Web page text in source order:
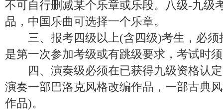
不可自行删减某个乐章或乐段。八级-九级
品，中国乐曲可选择一个乐章。
三、报考四级以上(含四级)考生，必须
是第一次参加考级或有跳级要求，考试时
四、演奏级必须在已获得九级资格认定
演奏一部巴洛克风格改编作品，一部古典
作品)。